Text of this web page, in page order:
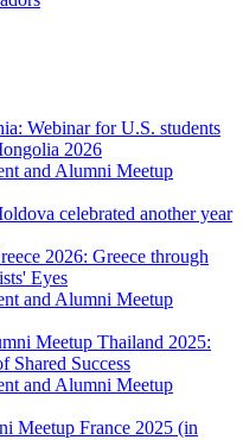
Webinar for U.S. students
2026
and Alumni Meetup
celebrated another year
2026: Greece through
Eyes
and Alumni Meetup
Meetup Thailand 2025:
Shared Success
and Alumni Meetup
Meetup France 2025 (in